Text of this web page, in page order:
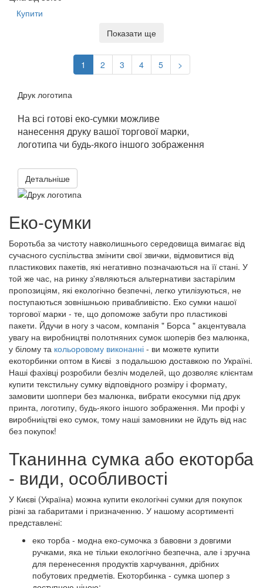
Купити
Показати ще
1 2 3 4 5 >
Друк логотипа
На всі готові еко-сумки можливе
нанесення друку вашої торгової марки,
логотипа чи будь-якого іншого зображення
Детальніше
Еко-сумки
Боротьба за чистоту навколишнього середовища вимагає від
сучасного суспільства змінити свої звички, відмовитися від
пластикових пакетів, які негативно позначаються на її стані. У
той же час, на ринку з'являються альтернативи застарілим
пропозиціям, які екологічно безпечні, легко утилізуються, не
поступаються зовнішньою привабливістю. Еко сумки нашої
торгової марки - те, що допоможе забути про пластикові
пакети. Йдучи в ногу з часом, компанія " Борса " акцентувала
увагу на виробництві полотняних сумок шоперів без малюнка,
у білому та кольоровому виконанні - ви можете купити
екоторбинки оптом в Києві з подальшою доставкою по Україні.
Наші фахівці розробили безліч моделей, що дозволяє клієнтам
купити текстильну сумку відповідного розміру і формату,
замовити шоппери без малюнка, вибрати екосумки під друк
принта, логотипу, будь-якого іншого зображення. Ми профі у
виробниіцтві еко сумок, тому наші замовники не йдуть від нас
без покупок!
Тканинна сумка або екоторба
- види, особливості
У Києві (Україна) можна купити екологічні сумки для покупок
різні за габаритами і призначенню. У нашому асортименті
представлені:
еко торба - модна еко-сумочка з бавовни з довгими
ручками, яка не тільки екологічно безпечна, але і зручна
для перенесення продуктів харчування, дрібних
побутових предметів. Екоторбинка - сумка шопер з